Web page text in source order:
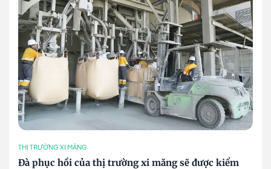
THỊ TRƯỜNG XI MĂNG
Đà phục hồi của thị trường xi măng sẽ được kiểm